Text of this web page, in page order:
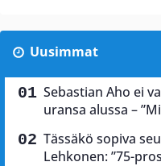
Uusimmat
Sebastian Aho ei
uransa alussa –
Tässäkö sopiva
Lehkonen: ”75-